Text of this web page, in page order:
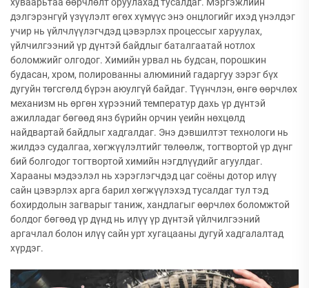
дэлгэрэнгүй үзүүлэлт өгөх хүмүүс энэ онцлогийг ихэд үнэлдэг
учир нь үйлчлүүлэгчдэд цэвэрлэх процессыг харуулах,
үйлчилгээний үр дүнтэй байдлыг баталгаатай нотлох
боломжийг олгодог. Химийн урвал нь будсан, порошкин
будасан, хром, полированны алюминий гадаргуу зэрэг бүх
дугуйн төгсгөлд бүрэн аюулгүй байдаг. Түүнчлэн, өнгө өөрчлөх
механизм нь өргөн хүрээний температур дахь үр дүнтэй
ажилладаг бөгөөд янз бүрийн орчин үеийн нөхцөлд
найдвартай байдлыг хадгалдаг. Энэ дэвшилтэт технологи нь
жилдээ судалгаа, хөгжүүлэлтийг төлөөлж, тогтвортой үр дүнг
бий болгодог тогтвортой химийн нэгдлүүдийг агуулдаг.
Харааны мэдээлэл нь хэрэглэгчдэд цаг соёны дотор илүү
сайн цэвэрлэх арга барил хөгжүүлэхэд тусалдаг тул тэд
бохирдолын загварыг таниж, хандлагыг өөрчлөх боломжтой
болдог бөгөөд үр дүнд нь илүү үр дүнтэй үйлчилгээний
аргачлал болон илүү сайн урт хугацааны дугуй хадгалалтад
хүрдэг.